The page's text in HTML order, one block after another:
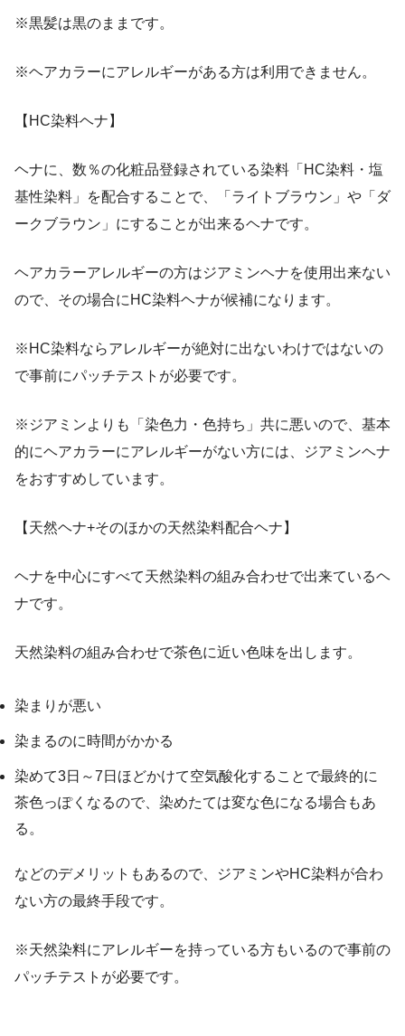
※黒髪は黒のままです。
※ヘアカラーにアレルギーがある方は利用できません。
【HC染料ヘナ】
ヘナに、数％の化粧品登録されている染料「HC染料・塩
基性染料」を配合することで、「ライトブラウン」や「ダ
ークブラウン」にすることが出来るヘナです。
ヘアカラーアレルギーの方はジアミンヘナを使用出来ない
ので、その場合にHC染料ヘナが候補になります。
※HC染料ならアレルギーが絶対に出ないわけではないの
で事前にパッチテストが必要です。
※ジアミンよりも「染色力・色持ち」共に悪いので、基本
的にヘアカラーにアレルギーがない方には、ジアミンヘナ
をおすすめしています。
【天然ヘナ+そのほかの天然染料配合ヘナ】
ヘナを中心にすべて天然染料の組み合わせで出来ているヘ
ナです。
天然染料の組み合わせで茶色に近い色味を出します。
染まりが悪い
染まるのに時間がかかる
染めて3日～7日ほどかけて空気酸化することで最終的に
茶色っぽくなるので、染めたては変な色になる場合もあ
る。
などのデメリットもあるので、ジアミンやHC染料が合わ
ない方の最終手段です。
※天然染料にアレルギーを持っている方もいるので事前の
パッチテストが必要です。